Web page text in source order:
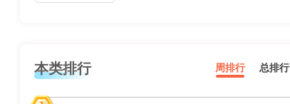
本类排行 周排行 总排行